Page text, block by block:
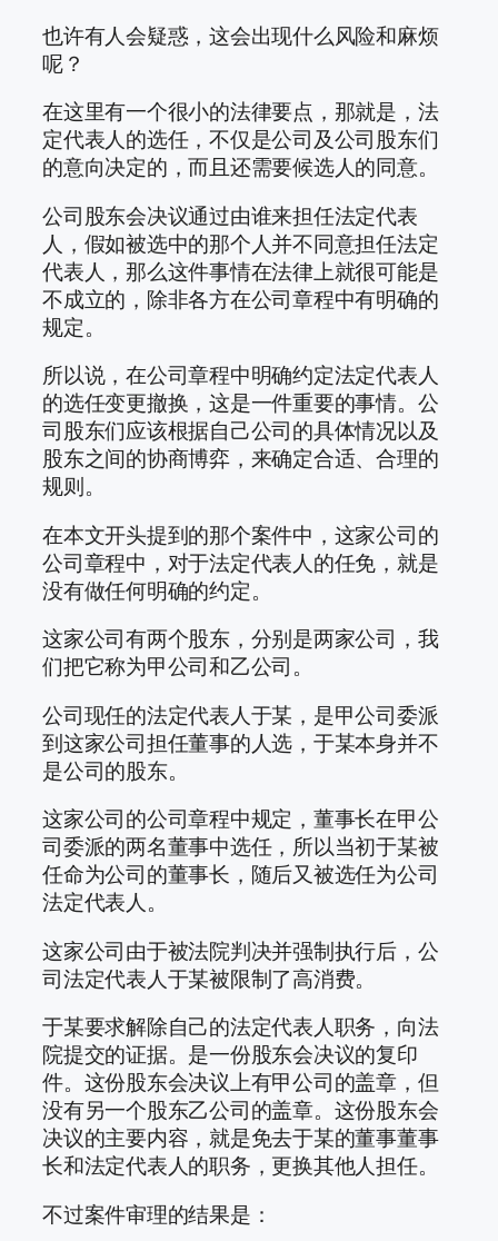
也许有人会疑惑，这会出现什么风险和麻烦
呢？
在这里有一个很小的法律要点，那就是，法
定代表人的选任，不仅是公司及公司股东们
的意向决定的，而且还需要候选人的同意。
公司股东会决议通过由谁来担任法定代表
人，假如被选中的那个人并不同意担任法定
代表人，那么这件事情在法律上就很可能是
不成立的，除非各方在公司章程中有明确的
规定。
所以说，在公司章程中明确约定法定代表人
的选任变更撤换，这是一件重要的事情。公
司股东们应该根据自己公司的具体情况以及
股东之间的协商博弈，来确定合适、合理的
规则。
在本文开头提到的那个案件中，这家公司的
公司章程中，对于法定代表人的任免，就是
没有做任何明确的约定。
这家公司有两个股东，分别是两家公司，我
们把它称为甲公司和乙公司。
公司现任的法定代表人于某，是甲公司委派
到这家公司担任董事的人选，于某本身并不
是公司的股东。
这家公司的公司章程中规定，董事长在甲公
司委派的两名董事中选任，所以当初于某被
任命为公司的董事长，随后又被选任为公司
法定代表人。
这家公司由于被法院判决并强制执行后，公
司法定代表人于某被限制了高消费。
于某要求解除自己的法定代表人职务，向法
院提交的证据。是一份股东会决议的复印
件。这份股东会决议上有甲公司的盖章，但
没有另一个股东乙公司的盖章。这份股东会
决议的主要内容，就是免去于某的董事董事
长和法定代表人的职务，更换其他人担任。
不过案件审理的结果是：